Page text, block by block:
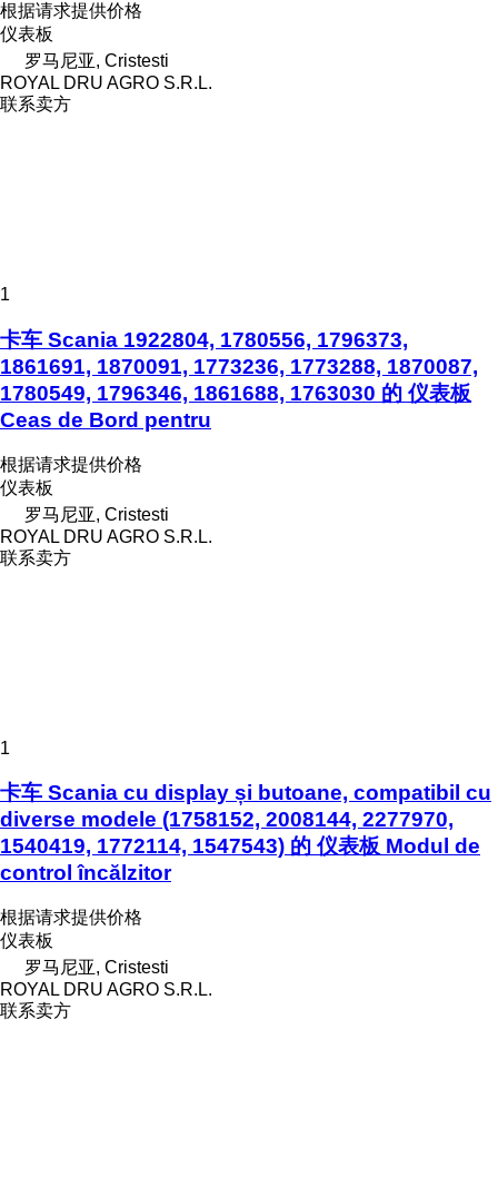
根据请求提供价格
仪表板
罗马尼亚, Cristesti
ROYAL DRU AGRO S.R.L.
联系卖方
1
卡车 Scania 1922804, 1780556, 1796373,
1861691, 1870091, 1773236, 1773288, 1870087,
1780549, 1796346, 1861688, 1763030 的 仪表板
Ceas de Bord pentru
根据请求提供价格
仪表板
罗马尼亚, Cristesti
ROYAL DRU AGRO S.R.L.
联系卖方
1
卡车 Scania cu display și butoane, compatibil cu
diverse modele (1758152, 2008144, 2277970,
1540419, 1772114, 1547543) 的 仪表板 Modul de
control încălzitor
根据请求提供价格
仪表板
罗马尼亚, Cristesti
ROYAL DRU AGRO S.R.L.
联系卖方